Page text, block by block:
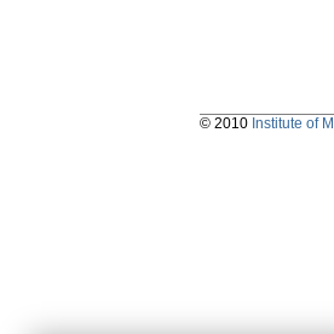
© 2010 Institute of